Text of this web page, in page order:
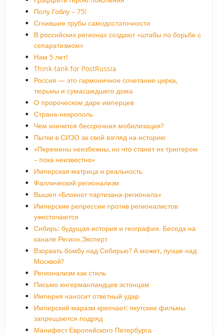
Полу Гоблу – 75!
Сгнившие трубы самодостаточности
В российских регионах создают «штабы по борьбе с
сепаратизмом»
Нам 5 лет!
Think-tank for PostRussia
Россия — это гармоничное сочетание цирка,
тюрьмы и сумасшедшего дома
О пророческом даре имперцев
Страна-некрополь
Чем кончится бессрочная мобилизация?
Пытки в СИЗО за свой взгляд на историю
«Перемены неизбежны, но что станет их триггером
– пока неизвестно»
Имперская матрица и реальность
Фаллический регионализм
Вышел «Блокнот партизана-регионала»
Имперские репрессии против регионалистов
ужесточаются
Сибирь: будущая история и география. Беседа на
канале Регион.Эксперт
Взорвать бомбу над Сибирью? А может, лучше над
Москвой?
Регионализм как стиль
Письмо ингерманландцев эстонцам
Империя наносит ответный удар
Имперский маразм крепчает: якутские фильмы
запрещаются подряд
Манифест Европейского Петербурга